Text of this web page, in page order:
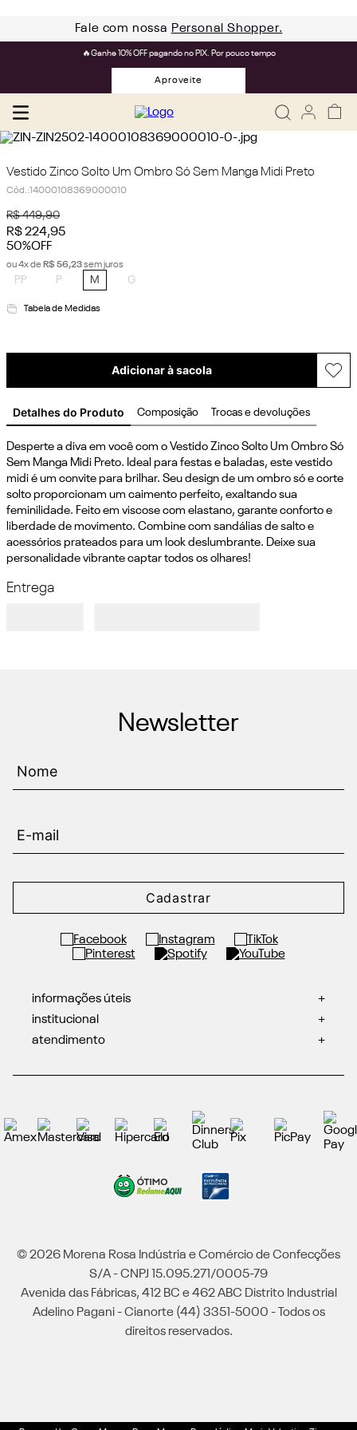
Fale com nossa Personal Shopper.
🔥Ganhe 10% OFF pagando no PIX. Por pouco tempo
Aproveite
Vestido Zinco Solto Um Ombro Só Sem Manga Midi Preto
Cód.:14000108369000010
R$ 449,90
R$224,95
50%OFF
ou4x de R$ 56,23sem juros
PP P M G
Tabela de Medidas
Adicionar à sacola
Detalhes do Produto Composição Trocas e devoluções
Desperte a diva em você com o Vestido Zinco Solto Um Ombro Só
Sem Manga Midi Preto. Ideal para festas e baladas, este vestido
midi é um convite para brilhar. Seu design de um ombro só e corte
solto proporcionam um caimento perfeito, exaltando sua
feminilidade. Feito em viscose com elastano, garante conforto e
liberdade de movimento. Combine com sandálias de salto e
acessórios prateados para um look deslumbrante. Deixe sua
personalidade vibrante captar todos os olhares!
Entrega
Newsletter
Cadastrar
informações úteis
+
institucional
+
atendimento
+
© 2026 Morena Rosa Indústria e Comércio de Confecções
S/A - CNPJ 15.095.271/0005-79
Avenida das Fábricas, 412 BC e 462 ABC Distrito Industrial
Adelino Pagani - Cianorte (44) 3351-5000 - Todos os
direitos reservados.